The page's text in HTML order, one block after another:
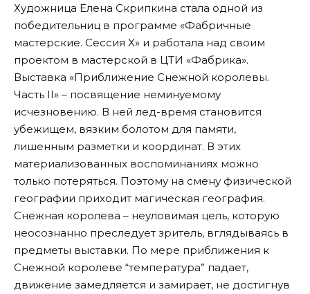
Художница Елена Скрипкина стала одной из
победительниц в программе «Фабричные
мастерские. Сессия X» и работала над своим
проектом в мастерской в ЦТИ «Фабрика».
Выставка «Приближение Снежной королевы.
Часть II» – посвящение неминуемому
исчезновению. В ней лед-время становится
убежищем, вязким болотом для памяти,
лишенным разметки и координат. В этих
материализованных воспоминаниях можно
только потеряться. Поэтому на смену физической
географии приходит магическая география.
Снежная королева – неуловимая цель, которую
неосознанно преследует зритель, вглядываясь в
предметы выставки. По мере приближения к
Снежной королеве “температура” падает,
движение замедляется и замирает, не достигнув